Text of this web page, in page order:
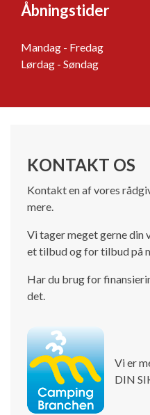
Åbningstider
Mandag - Fredag
Lørdag - Søndag
KONTAKT OS
Kontakt en af vores
mere.
Vi tager meget gerne
et tilbud og for tilbud på
Har du brug for
det.
Vi er
DIN